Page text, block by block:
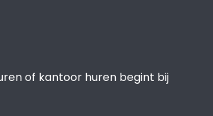
of kantoor huren begint bij